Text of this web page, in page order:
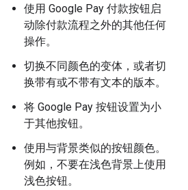
使用 Google Pay 付款按钮启
动除付款流程之外的其他任何
操作。
切换不同颜色的变体，或者切
换带有或不带有文本的版本。
将 Google Pay 按钮设置为小
于其他按钮。
使用与背景类似的按钮颜色。
例如，不要在浅色背景上使用
浅色按钮。